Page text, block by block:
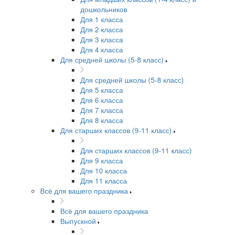
дошкольников
Для 1 класса
Для 2 класса
Для 3 класса
Для 4 класса
Для средней школы (5-8 класс)
Для средней школы (5-8 класс)
Для 5 класса
Для 6 класса
Для 7 класса
Для 8 класса
Для старших классов (9-11 класс)
Для старших классов (9-11 класс)
Для 9 класса
Для 10 класса
Для 11 класса
Всё для вашего праздника
Всё для вашего праздника
Выпускной